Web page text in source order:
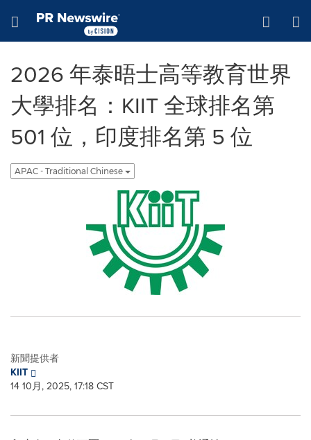
Hamburger menu
2026 年泰晤士高等教育世界
大學排名：KIIT 全球排名第
501 位，印度排名第 5 位
APAC - Traditional Chinese
新聞提供者
KIIT
14 10月, 2025, 17:18 CST